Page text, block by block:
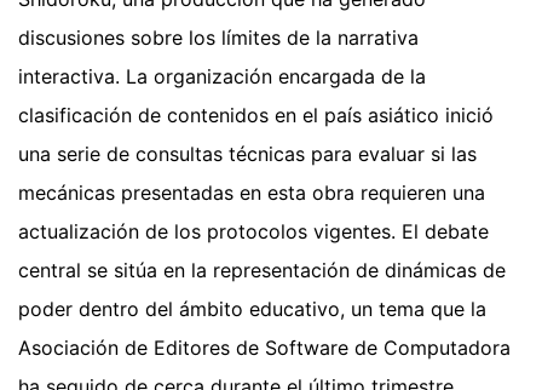
discusiones sobre los límites de la narrativa
interactiva. La organización encargada de la
clasificación de contenidos en el país asiático inició
una serie de consultas técnicas para evaluar si las
mecánicas presentadas en esta obra requieren una
actualización de los protocolos vigentes. El debate
central se sitúa en la representación de dinámicas de
poder dentro del ámbito educativo, un tema que la
Asociación de Editores de Software de Computadora